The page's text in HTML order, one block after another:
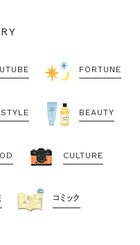
FORTUNE
BEAUTY
CULTURE
コミック